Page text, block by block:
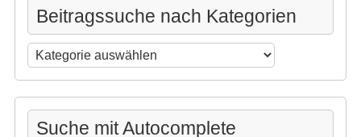
Beitragssuche nach Kategorien
Beitragssuche
nach
Suche mit Autocomplete